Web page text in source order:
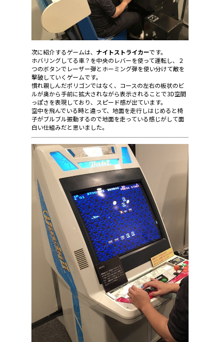
次に紹介するゲームは、 ナイトストライカーです。
ホバリングしてる車？を中央のレバーを使って運転し、２
つのボタンでレーザー弾とホーミング弾を使い分けて敵を
撃破していくゲームです。
慣れ親しんだポリゴンではなく、コースの左右の板状のビ
ルが奥から手前に拡大されながら表示されることで3D空間
っぽさを表現しており、スピード感が出ています。
空中を飛んでいる時と違って、地面を走行しはじめると椅
子がブルブル振動するので地面を走っている感じがして面
白い仕組みだと思いました。